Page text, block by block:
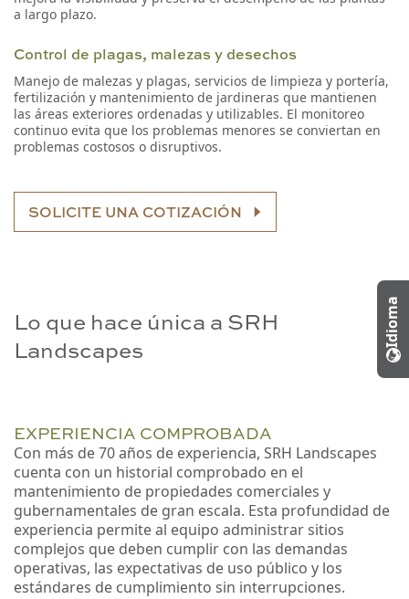
Idioma
a largo plazo.
Control de plagas, malezas y desechos
Manejo de malezas y plagas, servicios de limpieza y portería,
fertilización y mantenimiento de jardineras que mantienen
las áreas exteriores ordenadas y utilizables. El monitoreo
continuo evita que los problemas menores se conviertan en
problemas costosos o disruptivos.
SOLICITE UNA COTIZACIÓN
Lo que hace única a SRH
Landscapes
EXPERIENCIA COMPROBADA
Con más de 70 años de experiencia, SRH Landscapes
cuenta con un historial comprobado en el
mantenimiento de propiedades comerciales y
gubernamentales de gran escala. Esta profundidad de
experiencia permite al equipo administrar sitios
complejos que deben cumplir con las demandas
operativas, las expectativas de uso público y los
estándares de cumplimiento sin interrupciones.